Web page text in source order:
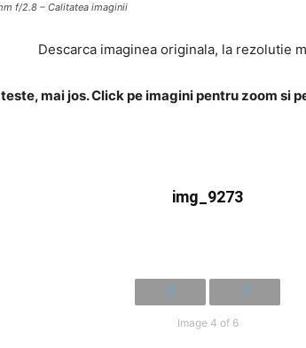
f/2.8 – Calitatea imaginii
Descarca imaginea originala, la rezolutie
mai jos. Click pe imagini pentru zoom si
img_9273
Image 4 of 6